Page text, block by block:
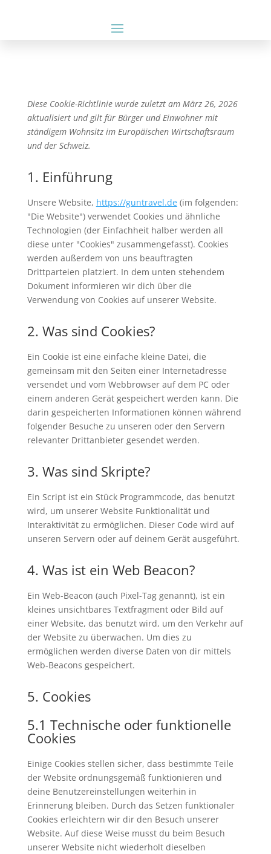
Diese Cookie-Richtlinie wurde zuletzt am März 26, 2026
aktualisiert und gilt für Bürger und Einwohner mit
ständigem Wohnsitz im Europäischen Wirtschaftsraum
und der Schweiz.
1. Einführung
Unsere Website, https://guntravel.de(im folgenden:
"Die Website") verwendet Cookies und ähnliche
Technologien (der Einfachheit halber werden all
diese unter "Cookies" zusammengefasst). Cookies
werden außerdem von uns beauftragten
Drittparteien platziert. In dem unten stehendem
Dokument informieren wir dich über die
Verwendung von Cookies auf unserer Website.
2. Was sind Cookies?
Ein Cookie ist eine einfache kleine Datei, die
gemeinsam mit den Seiten einer Internetadresse
versendet und vom Webbrowser auf dem PC oder
einem anderen Gerät gespeichert werden kann. Die
darin gespeicherten Informationen können während
folgender Besuche zu unseren oder den Servern
relevanter Drittanbieter gesendet werden.
3. Was sind Skripte?
Ein Script ist ein Stück Programmcode, das benutzt
wird, um unserer Website Funktionalität und
Interaktivität zu ermöglichen. Dieser Code wird auf
unseren Servern oder auf deinem Gerät ausgeführt.
4. Was ist ein Web Beacon?
Ein Web-Beacon (auch Pixel-Tag genannt), ist ein
kleines unsichtbares Textfragment oder Bild auf
einer Website, das benutzt wird, um den Verkehr auf
der Website zu überwachen. Um dies zu
ermöglichen werden diverse Daten von dir mittels
Web-Beacons gespeichert.
5. Cookies
5.1 Technische oder funktionelle
Cookies
Einige Cookies stellen sicher, dass bestimmte Teile
der Website ordnungsgemäß funktionieren und
deine Benutzereinstellungen weiterhin in
Erinnerung bleiben. Durch das Setzen funktionaler
Cookies erleichtern wir dir den Besuch unserer
Website. Auf diese Weise musst du beim Besuch
unserer Website nicht wiederholt dieselben